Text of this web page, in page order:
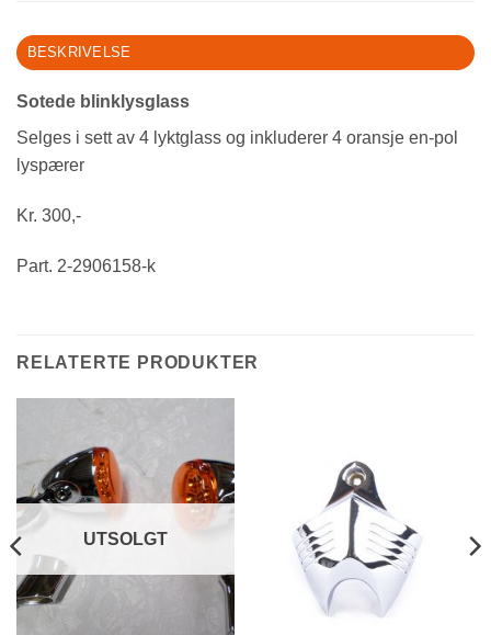
BESKRIVELSE
Sotede blinklysglass
Selges i sett av 4 lyktglass og inkluderer 4 oransje en-pol
lyspærer
Kr. 300,-
Part. 2-2906158-k
RELATERTE PRODUKTER
UTSOLGT